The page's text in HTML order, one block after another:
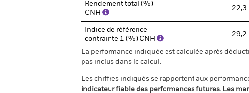
Rendement total (%)
CNH
-22,3
Indice de référence
contrainte 1 (%) CNH
-29,2
La performance indiquée est calculée après
pas inclus dans le calcul.
Les chiffres indiqués se rapportent aux
indicateur fiable des performances futures. Les